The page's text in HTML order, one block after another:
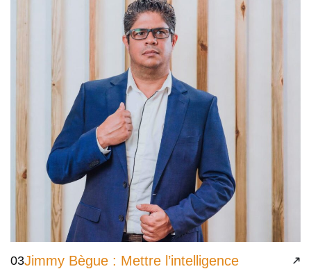
03Jimmy Bègue : Mettre l’intelligence